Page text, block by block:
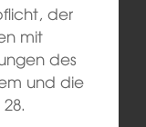
der
mit
des
und die